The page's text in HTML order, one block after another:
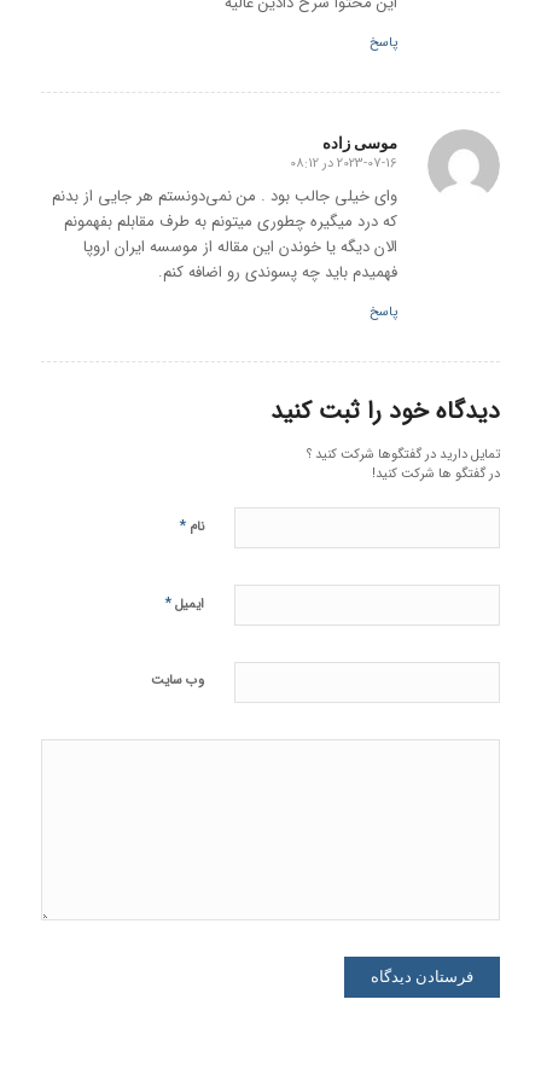
پاسخ
موسی زاده
گفته:
2023-07-16 در 08:12
وای خیلی جالب بود . من نمی‌دونستم هر جایی از بدنم
که درد میگیره چطوری میتونم به طرف مقابلم بفهمونم
الان دیگه یا خوندن این مقاله از موسسه ایران اروپا
فهمیدم باید چه پسوندی رو اضافه کنم.
پاسخ
دیدگاه خود را ثبت کنید
تمایل دارید در گفتگوها شرکت کنید ؟
در گفتگو ها شرکت کنید!
نام *
ایمیل*
وب‌ سایت